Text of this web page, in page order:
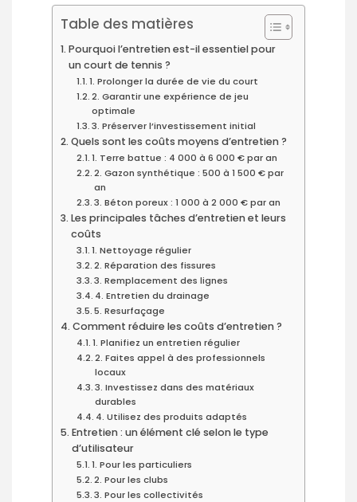
Table des matières
Pourquoi l’entretien est-il essentiel pour
un court de tennis ?
1. Prolonger la durée de vie du court
2. Garantir une expérience de jeu
optimale
3. Préserver l’investissement initial
Quels sont les coûts moyens d’entretien ?
1. Terre battue : 4 000 à 6 000 € par an
2. Gazon synthétique : 500 à 1 500 € par
an
3. Béton poreux : 1 000 à 2 000 € par an
Les principales tâches d’entretien et leurs
coûts
1. Nettoyage régulier
2. Réparation des fissures
3. Remplacement des lignes
4. Entretien du drainage
5. Resurfaçage
Comment réduire les coûts d’entretien ?
1. Planifiez un entretien régulier
2. Faites appel à des professionnels
locaux
3. Investissez dans des matériaux
durables
4. Utilisez des produits adaptés
Entretien : un élément clé selon le type
d’utilisateur
1. Pour les particuliers
2. Pour les clubs
3. Pour les collectivités